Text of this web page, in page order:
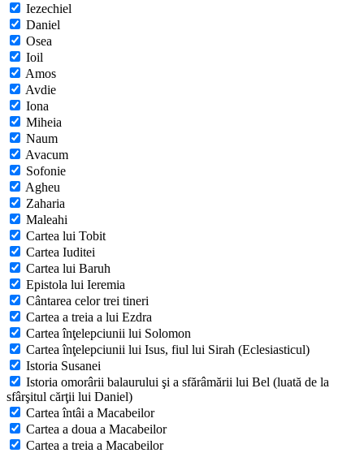
Iezechiel
Daniel
Osea
Ioil
Amos
Avdie
Iona
Miheia
Naum
Avacum
Sofonie
Agheu
Zaharia
Maleahi
Cartea lui Tobit
Cartea Iuditei
Cartea lui Baruh
Epistola lui Ieremia
Cântarea celor trei tineri
Cartea a treia a lui Ezdra
Cartea înţelepciunii lui Solomon
Cartea înţelepciunii lui Isus, fiul lui Sirah (Eclesiasticul)
Istoria Susanei
Istoria omorârii balaurului şi a sfărâmării lui Bel (luată de la
sfârşitul cărţii lui Daniel)
Cartea întâi a Macabeilor
Cartea a doua a Macabeilor
Cartea a treia a Macabeilor